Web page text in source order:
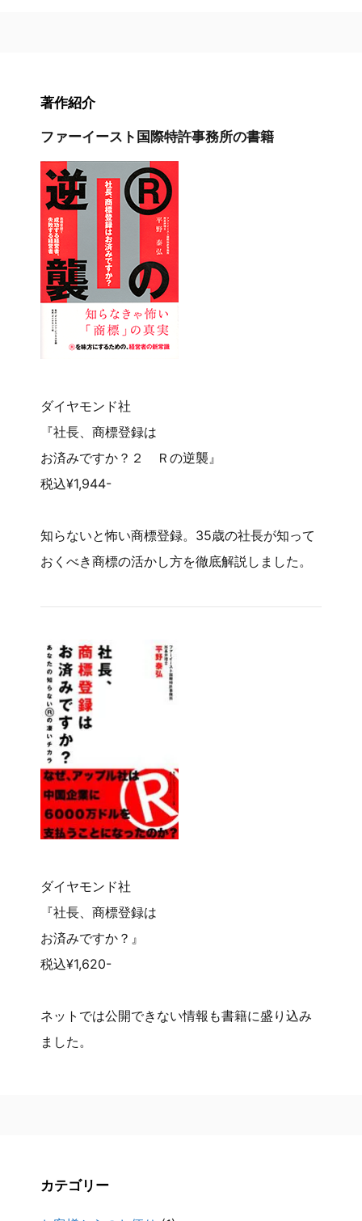
著作紹介
ファーイースト国際特許事務所の書籍
ダイヤモンド社
『社長、商標登録は
お済みですか？２ Ｒの逆襲』
税込¥1,944-
知らないと怖い商標登録。35歳の社長が知って
おくべき商標の活かし方を徹底解説しました。
ダイヤモンド社
『社長、商標登録は
お済みですか？』
税込¥1,620-
ネットでは公開できない情報も書籍に盛り込み
ました。
カテゴリー